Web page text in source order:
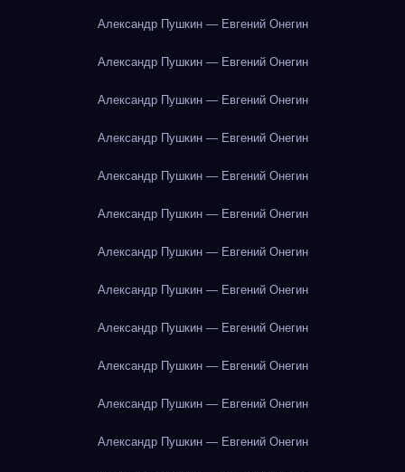
Александр Пушкин — Евгений Онегин
Александр Пушкин — Евгений Онегин
Александр Пушкин — Евгений Онегин
Александр Пушкин — Евгений Онегин
Александр Пушкин — Евгений Онегин
Александр Пушкин — Евгений Онегин
Александр Пушкин — Евгений Онегин
Александр Пушкин — Евгений Онегин
Александр Пушкин — Евгений Онегин
Александр Пушкин — Евгений Онегин
Александр Пушкин — Евгений Онегин
Александр Пушкин — Евгений Онегин